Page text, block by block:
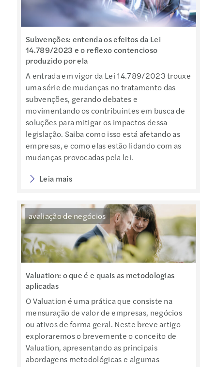
Subvenções: entenda os efeitos da Lei
14.789/2023 e o reflexo contencioso
produzido por ela
A entrada em vigor da Lei 14.789/2023 trouxe
uma série de mudanças no tratamento das
subvenções, gerando debates e
movimentando os contribuintes em busca de
soluções para mitigar os impactos dessa
legislação. Saiba como isso está afetando as
empresas, e como elas estão lidando com as
mudanças provocadas pela lei.
Leia mais
avaliação de negócios
Valuation: o que é e quais as metodologias
aplicadas
O Valuation é uma prática que consiste na
mensuração de valor de empresas, negócios
ou ativos de forma geral. Neste breve artigo
exploraremos o brevemente o conceito de
Valuation, apresentando as principais
abordagens metodológicas e algumas